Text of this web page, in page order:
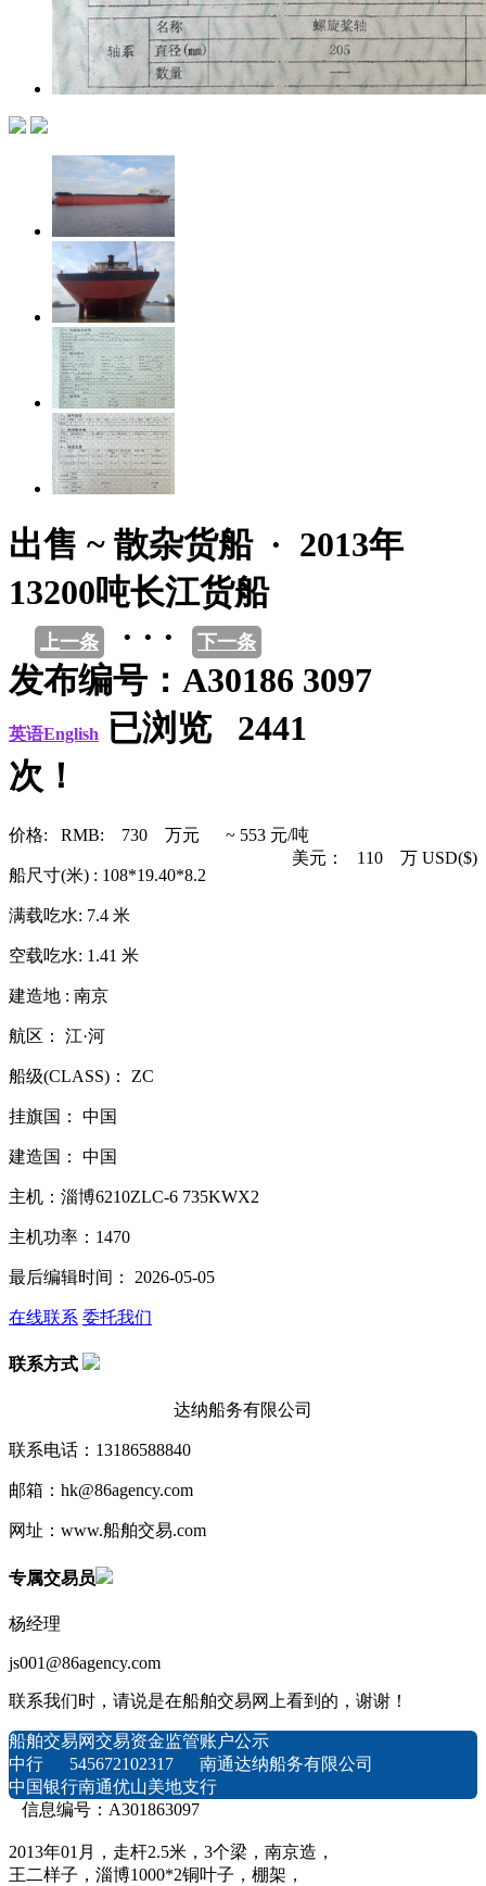
出售 ~ 散杂货船 · 2013年
13200吨长江货船
上一条 · · · 下一条
发布编号：A30186 3097
英语English
已浏览 2441
次！
价格: RMB: 730 万元 ~ 553 元/吨
美元： 110 万 USD($)
船尺寸(米) : 108*19.40*8.2
满载吃水: 7.4 米
空载吃水: 1.41 米
建造地 : 南京
航区： 江·河
船级(CLASS)： ZC
挂旗国： 中国
建造国： 中国
主机：淄博6210ZLC-6 735KWX2
主机功率：1470
最后编辑时间： 2026-05-05
在线联系 委托我们
联系方式
达纳船务有限公司
联系电话：13186588840
邮箱：hk@86agency.com
网址：www.船舶交易.com
专属交易员
杨经理
js001@86agency.com
联系我们时，请说是在船舶交易网上看到的，谢谢！
船舶交易网交易资金监管账户公示
中行 545672102317 南通达纳船务有限公司
中国银行南通优山美地支行
信息编号：A301863097
2013年01月，走杆2.5米，3个梁，南京造，
王二样子，淄博1000*2铜叶子，棚架，